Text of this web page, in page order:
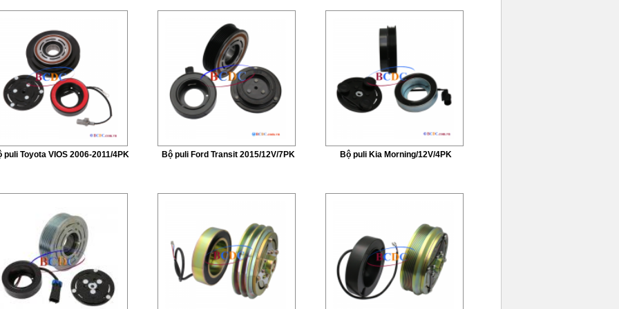
puli Toyota VIOS 2006-2011/4PK Bộ puli Ford Transit 2015/12V/7PK Bộ puli Kia Morning/12V/4PK